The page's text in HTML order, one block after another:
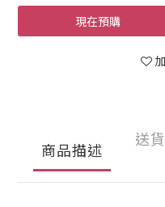
現在預購
商品描述
送